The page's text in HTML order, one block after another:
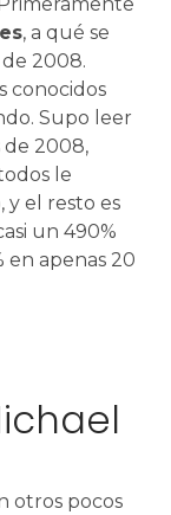
, a qué se
2008.
conocidos
Supo leer
de 2008,
le
y el resto es
un 490%
en apenas 20
otros pocos